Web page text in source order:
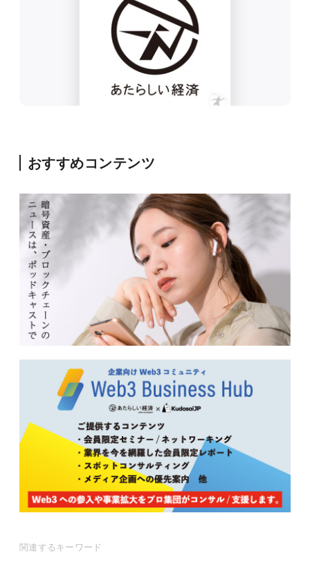
おすすめコンテンツ
関連するキーワード